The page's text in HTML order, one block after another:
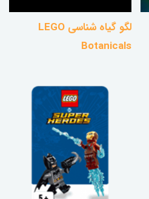
لگو گیاه شناسی LEGO
Botanicals